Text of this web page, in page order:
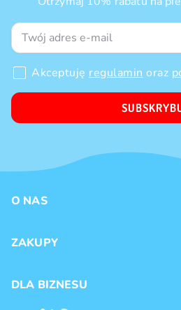
Akceptuję regulamin oraz
O NAS
Sklepy
ZAKUPY
Dostawa
DLA BIZNESU